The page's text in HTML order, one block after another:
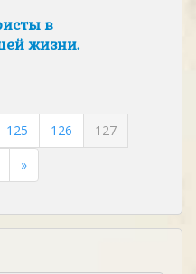
в
жизни.
125 126
127
»